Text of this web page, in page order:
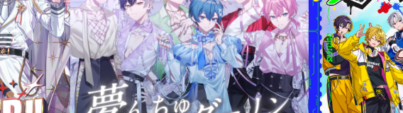
しゆん
タケヤキ翔
ばぁう
てるとくん
心音
ロゼ
Lapis
メルト・ダ・テンシ